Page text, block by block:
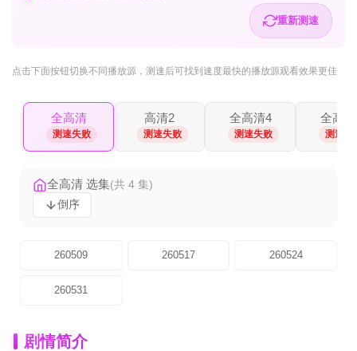
重新测速
点击下面按钮切换不同播放源 ，测速后可找到速度最快的播放源观看效果更佳
全高清
测速失败
高清2
测速失败
全高清4
测速失败
全高
测速失
全高清 选集(共 4 集)
倒序
260509 260517 260524
260531
剧情简介